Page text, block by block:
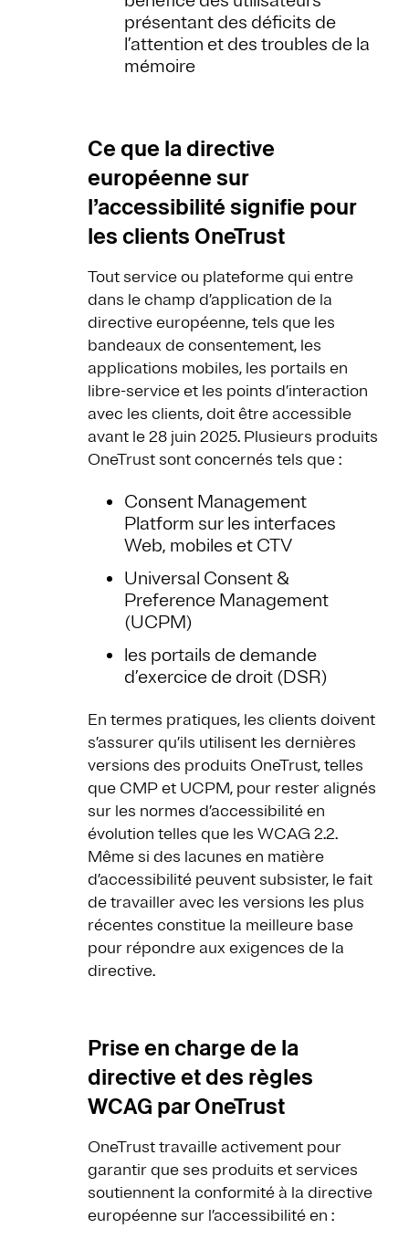
présentant des déficits de
l’attention et des troubles de la
mémoire
Ce que la directive
européenne sur
l’accessibilité signifie pour
les clients OneTrust
Tout service ou plateforme qui entre
dans le champ d’application de la
directive européenne, tels que les
bandeaux de consentement, les
applications mobiles, les portails en
libre-service et les points d’interaction
avec les clients, doit être accessible
avant le 28 juin 2025. Plusieurs produits
OneTrust sont concernés tels que :
Consent Management
Platform sur les interfaces
Web, mobiles et CTV
Universal Consent &
Preference Management
(UCPM)
les portails de demande
d’exercice de droit (DSR)
En termes pratiques, les clients doivent
s’assurer qu’ils utilisent les dernières
versions des produits OneTrust, telles
que CMP et UCPM, pour rester alignés
sur les normes d’accessibilité en
évolution telles que les WCAG 2.2.
Même si des lacunes en matière
d’accessibilité peuvent subsister, le fait
de travailler avec les versions les plus
récentes constitue la meilleure base
pour répondre aux exigences de la
directive.
Prise en charge de la
directive et des règles
WCAG par OneTrust
OneTrust travaille activement pour
garantir que ses produits et services
soutiennent la conformité à la directive
européenne sur l’accessibilité en :